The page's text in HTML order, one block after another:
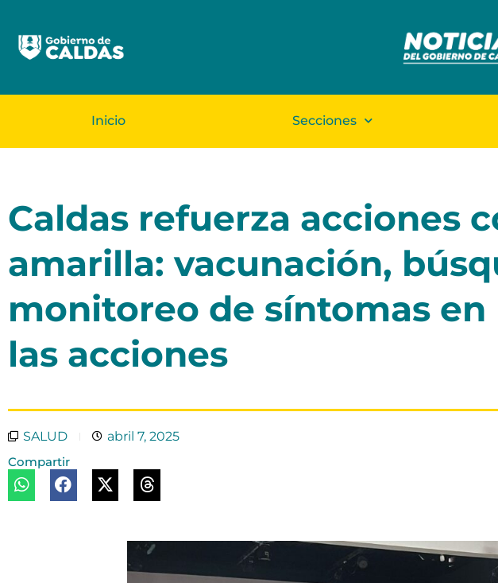
Inicio Secciones
Caldas refuerza acciones
amarilla: vacunación,
monitoreo de síntomas
las acciones
SALUD
abril 7, 2025
Compartir